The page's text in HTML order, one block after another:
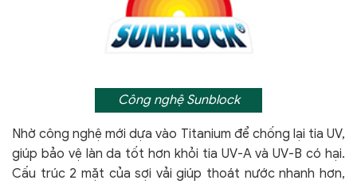
Công nghệ Sunblock
Nhờ công nghệ mới dựa vào Titanium để chống lại tia UV,
giúp bảo vệ làn da tốt hơn khỏi tia UV-A và UV-B có hại.
Cấu trúc 2 mặt của sợi vải giúp thoát nước nhanh hơn,